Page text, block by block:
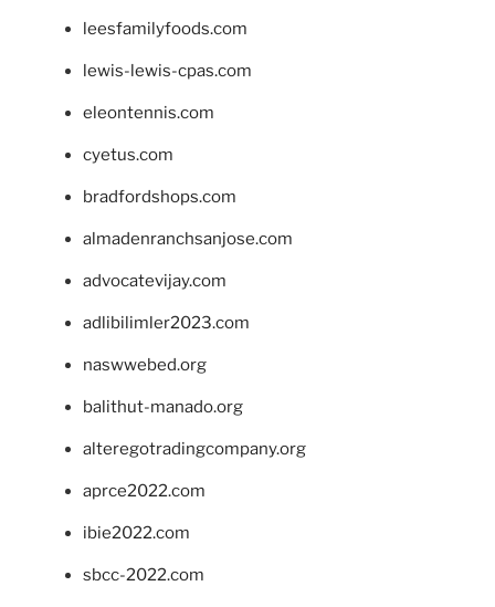
leesfamilyfoods.com
lewis-lewis-cpas.com
eleontennis.com
cyetus.com
bradfordshops.com
almadenranchsanjose.com
advocatevijay.com
adlibilimler2023.com
naswwebed.org
balithut-manado.org
alteregotradingcompany.org
aprce2022.com
ibie2022.com
sbcc-2022.com